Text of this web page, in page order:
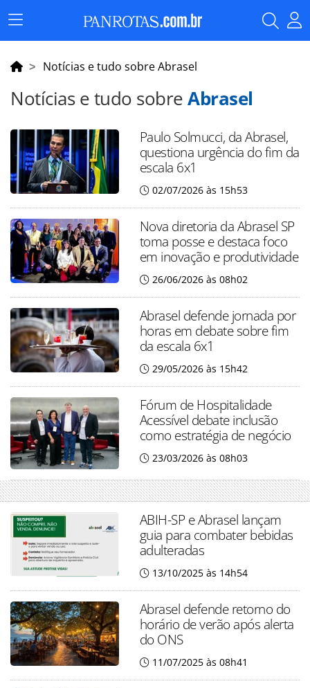
Menu
Principal
Notícias e tudo sobre Abrasel
Notícias e tudo sobreAbrasel
Paulo Solmucci, da Abrasel,
questiona urgência do fim da
escala 6x1
02/07/2026 às 15h53
Nova diretoria da Abrasel SP
toma posse e destaca foco
em inovação e produtividade
26/06/2026 às 08h02
Abrasel defende jornada por
horas em debate sobre fim
da escala 6x1
29/05/2026 às 15h42
Fórum de Hospitalidade
Acessível debate inclusão
como estratégia de negócio
23/03/2026 às 08h03
ABIH-SP e Abrasel lançam
guia para combater bebidas
adulteradas
13/10/2025 às 14h54
Abrasel defende retorno do
horário de verão após alerta
do ONS
11/07/2025 às 08h41